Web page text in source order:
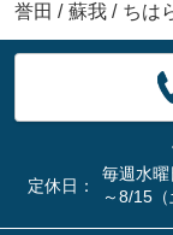
誉田 / 蘇我 / ちは
定休日：
毎週水
～8/15（